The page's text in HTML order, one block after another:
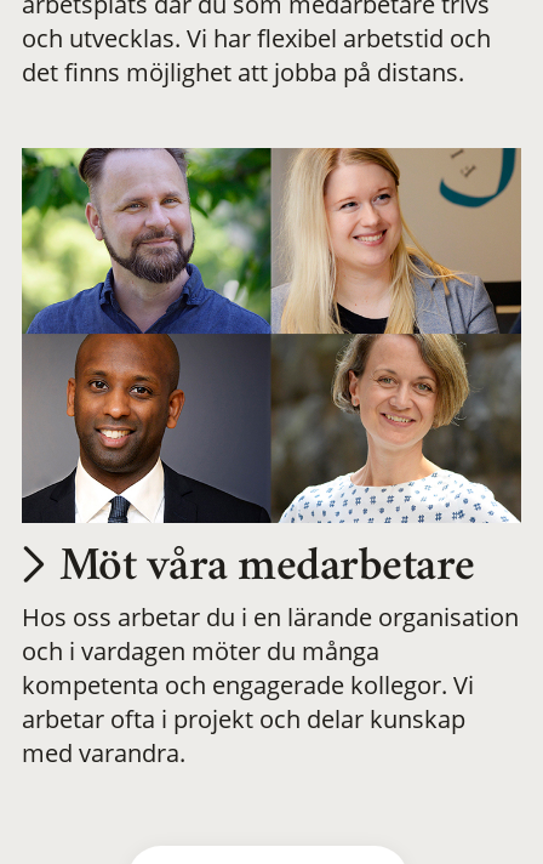
flexibel
och utvecklas. Vi har flexibel arbetstid och
det finns möjlighet att jobba på distans.
Möt våra medarbetare
Hos oss arbetar du i en lärande organisation
och i vardagen möter du många
kompetenta och engagerade kollegor. Vi
arbetar ofta i projekt och delar kunskap
med varandra.